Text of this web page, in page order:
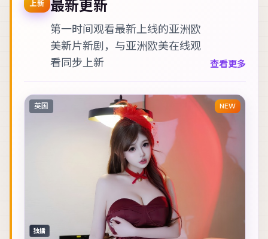
上新 最新更新
第一时间观看最新上线的亚洲欧
美新片新剧，与亚洲欧美在线观
看同步上新 查看更多
英国 NEW
独播